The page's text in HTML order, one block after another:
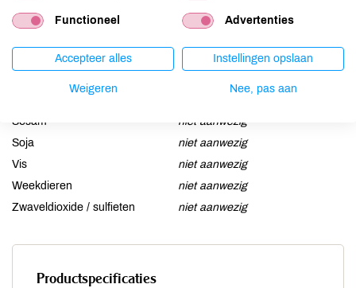
Lupine
niet aanwezig
niet aanwezig
Schaaldieren
niet aanwezig
Sesam
niet aanwezig
Soja
niet aanwezig
Vis
niet aanwezig
Weekdieren
niet aanwezig
Zwaveldioxide / sulfieten
niet aanwezig
Productspecificaties
Functioneel Advertenties
Accepteer alles Instellingen opslaan
Weigeren Nee, pas aan